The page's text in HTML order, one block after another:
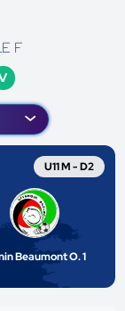
F
U11 M - D2
Beaumont O. 1